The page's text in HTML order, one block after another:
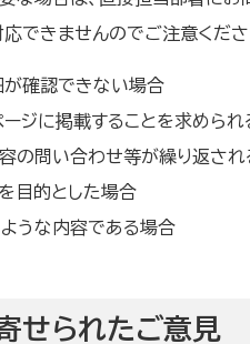
できませんのでご注意くださ
が確認できない場合
ジに掲載することを求められ
の問い合わせ等が繰り返さ
目的とした場合
うな内容である場合
せられたご意見